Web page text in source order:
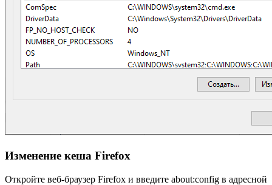
Изменение кеша Firefox
Откройте веб-браузер Firefox и введите about:config в адресной